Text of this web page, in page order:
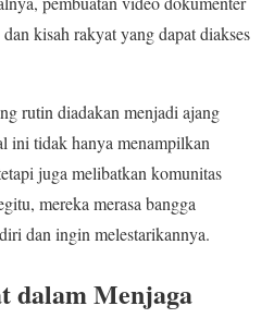
kisah rakyat yang dapat diakses
rutin diadakan menjadi ajang
ini tidak hanya menampilkan
juga melibatkan komunitas
mereka merasa bangga
dan ingin melestarikannya.
dalam Menjaga